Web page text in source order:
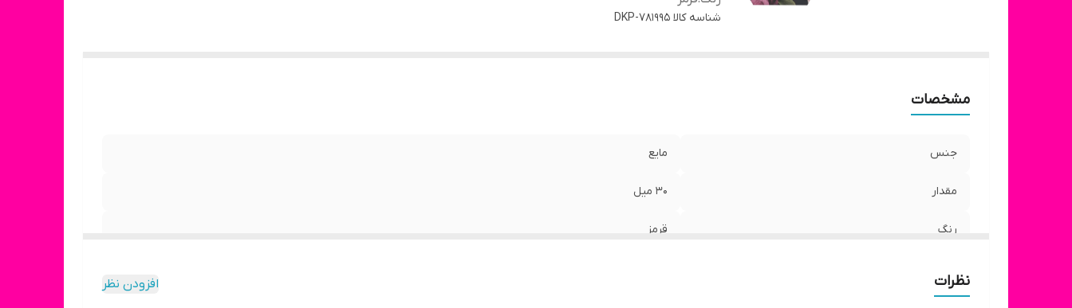
شناسه کالا DKP-781995
مشخصات
جنس مایع
مقدار ۳۰ میل
رنگ قرمز
نظرات افزودن نظر